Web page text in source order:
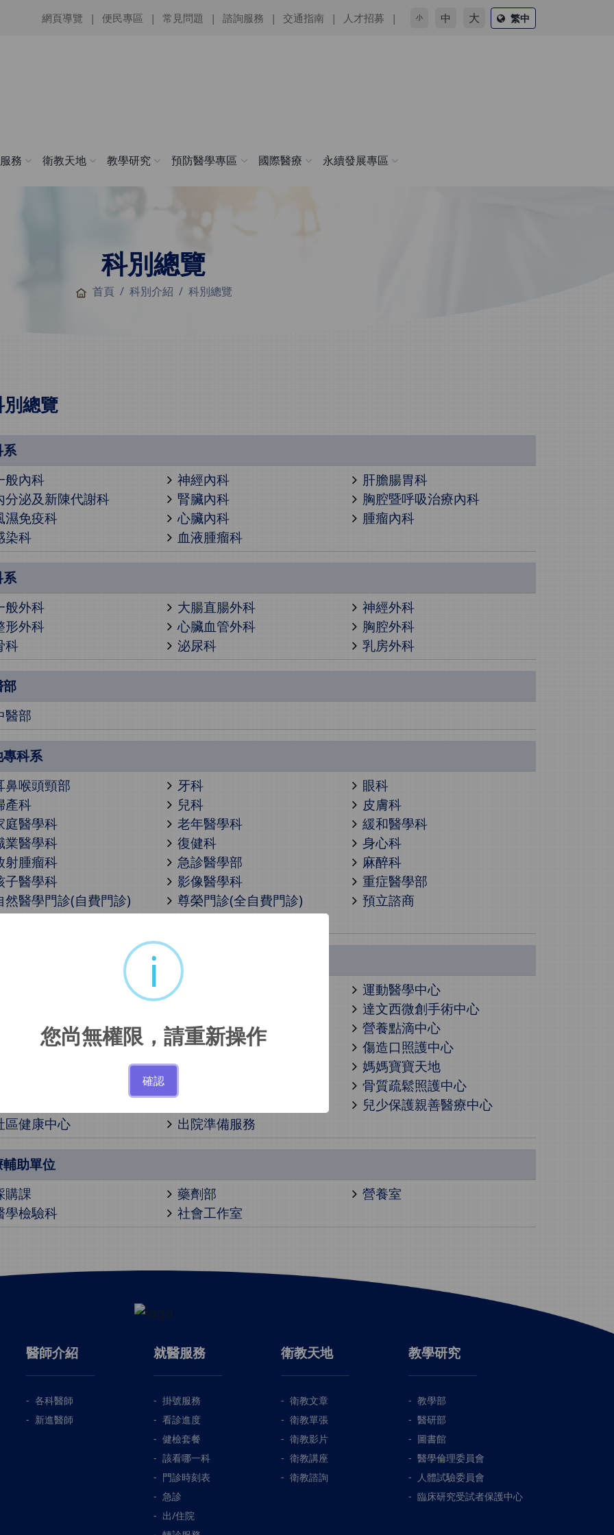
網頁導覽 便民專區 常見問題 諮詢服務 交通指南 人才招募 小 中 大 繁中
務 衛教天地 教學研究 預防醫學專區 國際醫療 永續發展專區
科別總覽
首頁 科別介紹 科別總覽
別總覽
系
般內科
神經內科
肝膽腸胃科
分泌及新陳代謝科
腎臟內科
胸腔暨呼吸治療內科
濕免疫科
心臟內科
腫瘤內科
染科
血液腫瘤科
系
般外科
大腸直腸外科
神經外科
形外科
心臟血管外科
胸腔外科
科
泌尿科 乳房外科
部
醫部
科系
鼻喉頭頸部
牙科
眼科
產科
兒科
皮膚科
庭醫學科
老年醫學科
緩和醫學科
業醫學科
復健科
身心科
射腫瘤科
急診醫學部
麻醉科
子醫學科
影像醫學科
重症醫學部
然醫學門診(自費門診)
尊榮門診(全自費門診)
預立諮商
理科
兒童發展聯合評估中心
運動醫學中心
達文西微創手術中心
際醫療服務中心
瑪佐脊椎機械手臂
營養點滴中心
田托嬰中心
健康管理中心
傷造口照護中心
細胞治療專區
媽媽寶寶天地
骨質疏鬆照護中心
兒少保護親善醫療中心
區健康中心
出院準備服務
助單位
購課
藥劑部
營養室
學檢驗科
社會工作室
醫師介紹
各科醫師
新進醫師
就醫服務
掛號服務
看診進度
健檢套餐
該看哪一科
門診時刻表
急診
出/住院
衛教天地
衛教文章
衛教單張
衛教影片
衛教講座
衛教諮詢
教學研究
教學部
醫研部
圖書館
醫學倫理委員會
人體試驗委員會
臨床研究受試者保護中心
i
您尚無權限，請重新操作
確認